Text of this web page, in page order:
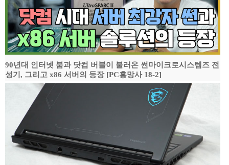
90년대 인터넷 붐과 닷컴 버블이 불러온 썬마이크로시스템즈 전
성기, 그리고 x86 서버의 등장 [PC흥망사 18-2]